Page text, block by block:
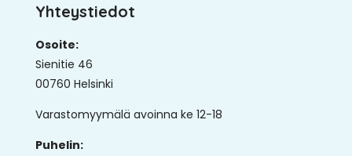
Yhteystiedot
Osoite:
Sienitie 46
00760 Helsinki
Varastomyymälä avoinna ke 12-18
Puhelin: